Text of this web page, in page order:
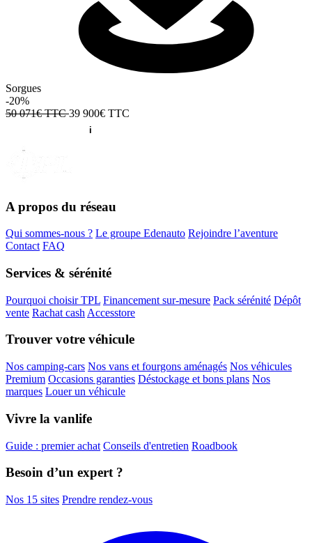
Sorgues
-20%
50 071€ TTC39 900€ TTC
A propos du réseau
Qui sommes-nous ? Le groupe Edenauto Rejoindre l’aventure
Contact FAQ
Services & sérénité
Pourquoi choisir TPL Financement sur-mesure Pack sérénité Dépôt
vente Rachat cash Accesstore
Trouver votre véhicule
Nos camping-cars Nos vans et fourgons aménagés Nos véhicules
Premium Occasions garanties Déstockage et bons plans Nos
marques Louer un véhicule
Vivre la vanlife
Guide : premier achat Conseils d'entretien Roadbook
Besoin d’un expert ?
Nos 15 sites Prendre rendez-vous